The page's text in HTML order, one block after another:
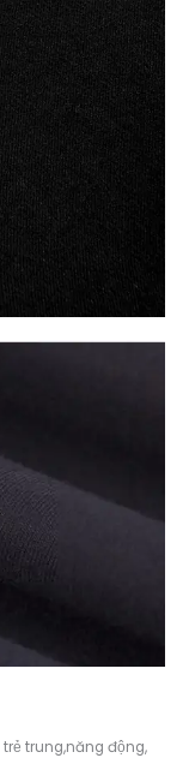
trẻ trung,năng động,